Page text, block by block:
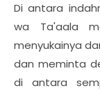
Di antara
wa Ta'aala
menyukainya
dan meminta
di antara